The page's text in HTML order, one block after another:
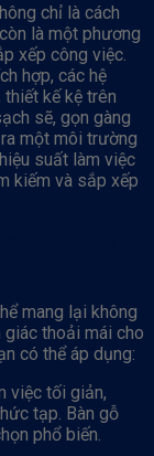
chỉ là cách
là một phương
xếp công việc.
hợp, các hệ
kế kệ trên
sẽ, gọn gàng
một môi trường
suất làm việc
kiếm và sắp xếp
mang lại không
thoải mái cho
có thể áp dụng:
việc tối giản,
tạp. Bàn gỗ
phổ biến.